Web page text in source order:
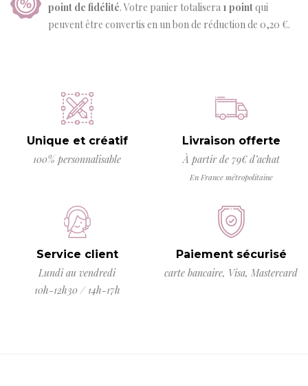
point de fidélité. Votre panier totalisera 1 pointqui
peuvent être convertis en un bon de réduction de 0,20 €.
Unique et créatif
100% personnalisable
Livraison offerte
À partir de 79€ d’achat
En France métropolitaine
Service client
Lundi au vendredi
10h-12h30 / 14h-17h
Paiement sécurisé
carte bancaire, Visa, Mastercard